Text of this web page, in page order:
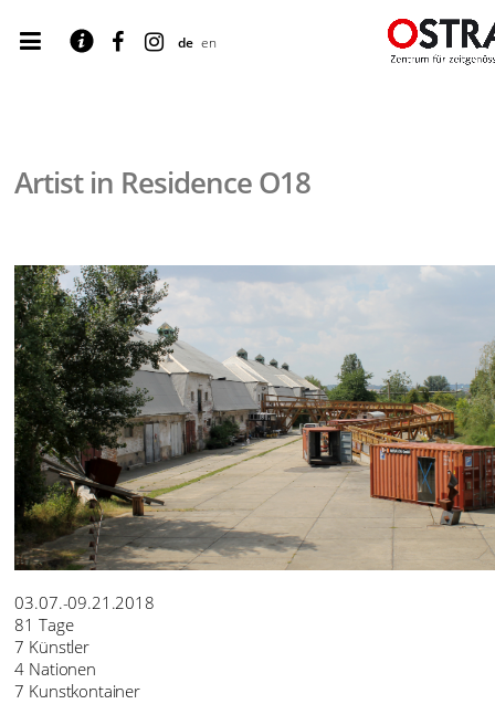
de en
Artist in Residence O18
03.07.-09.21.2018
81 Tage
7 Künstler
4 Nationen
7 Kunstkontainer